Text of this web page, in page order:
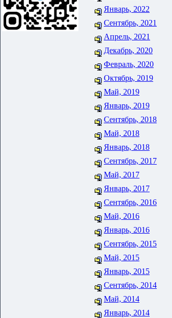
Январь, 2022
Сентябрь, 2021
Апрель, 2021
Декабрь, 2020
Февраль, 2020
Октябрь, 2019
Май, 2019
Январь, 2019
Сентябрь, 2018
Май, 2018
Январь, 2018
Сентябрь, 2017
Май, 2017
Январь, 2017
Сентябрь, 2016
Май, 2016
Январь, 2016
Сентябрь, 2015
Май, 2015
Январь, 2015
Сентябрь, 2014
Май, 2014
Январь, 2014